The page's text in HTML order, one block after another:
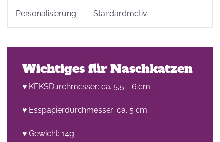
Personalisierung: Standardmotiv
Wichtiges für Naschkatzen
♥ KEKSDurchmesser: ca. 5,5 - 6 cm
♥ Esspapierdurchmesser: ca. 5 cm
♥ Gewicht: 14g